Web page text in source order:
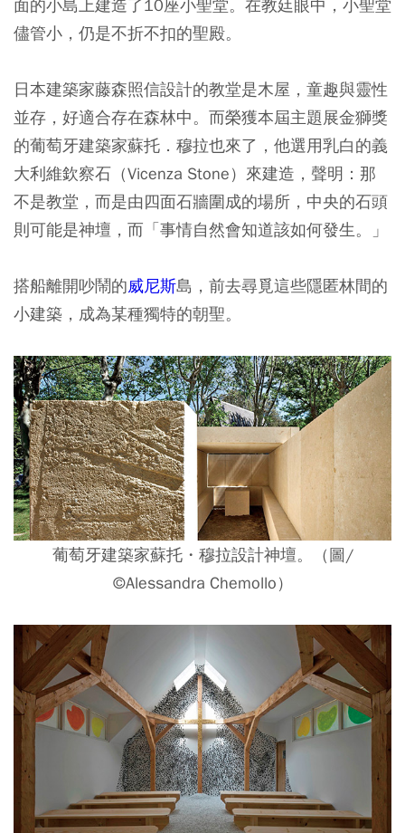
面的小島上建造了10座小聖堂。在教廷眼中，小聖堂
儘管小，仍是不折不扣的聖殿。
日本建築家藤森照信設計的教堂是木屋，童趣與靈性
並存，好適合存在森林中。而榮獲本屆主題展金獅獎
的葡萄牙建築家蘇托．穆拉也來了，他選用乳白的義
大利維欽察石（Vicenza Stone）來建造，聲明：那
不是教堂，而是由四面石牆圍成的場所，中央的石頭
則可能是神壇，而「事情自然會知道該如何發生。」
搭船離開吵鬧的威尼斯島，前去尋覓這些隱匿林間的
小建築，成為某種獨特的朝聖。
葡萄牙建築家蘇托・穆拉設計神壇。（圖/
©Alessandra Chemollo）